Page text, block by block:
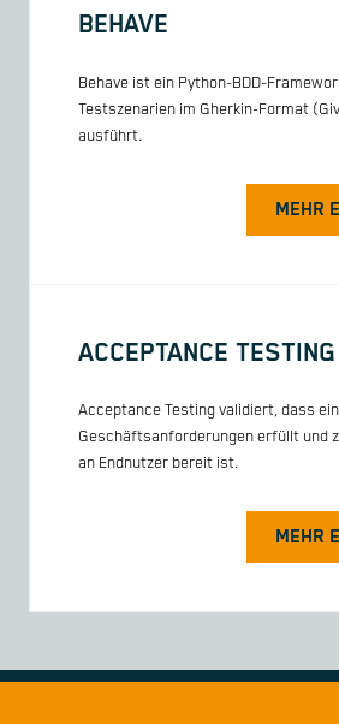
BEHAVE
Behave ist ein Python-BDD-
Testszenarien im Gherkin-Format
ausführt.
MEHR
ACCEPTANCE TESTING
Acceptance Testing validiert, dass
Geschäftsanforderungen erfüllt und
an Endnutzer bereit ist.
MEHR